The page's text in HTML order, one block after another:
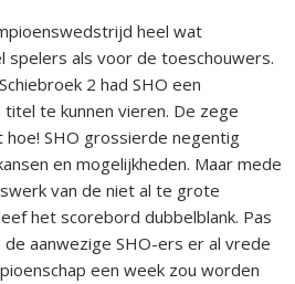
heel wat
als voor de toeschouwers.
2 had SHO een
te kunnen vieren. De zege
hoe! SHO grossierde negentig
en mogelijkheden. Maar mede
van de niet al te grote
het scorebord dubbelblank. Pas
aanwezige SHO-ers er al vrede
een week zou worden